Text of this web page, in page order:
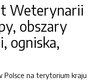
Weterynarii
obszary
ogniska,
Polsce na terytorium kraju